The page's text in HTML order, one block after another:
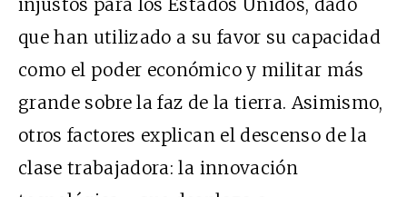
que han utilizado a su favor su capacidad
como el poder económico y militar más
grande sobre la faz de la tierra. Asimismo,
otros factores explican el descenso de la
clase trabajadora: la innovación